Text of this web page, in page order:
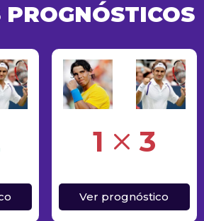
1 3
Ver prognóstico